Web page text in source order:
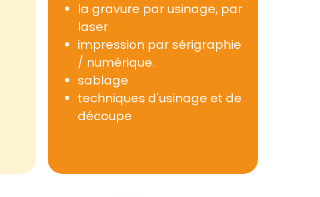
la gravure par usinage, par
laser
impression par sérigraphie
/ numérique.
sablage
techniques d'usinage et de
découpe